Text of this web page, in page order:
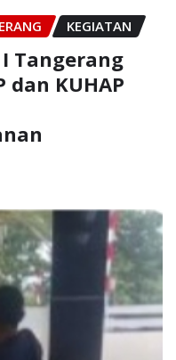
KEGIATAN
Tangerang
dan KUHAP